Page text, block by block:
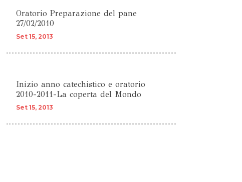
Oratorio Preparazione del pane
27/02/2010
Set 15, 2013
Inizio anno catechistico e oratorio
2010-2011-La coperta del Mondo
Set 15, 2013